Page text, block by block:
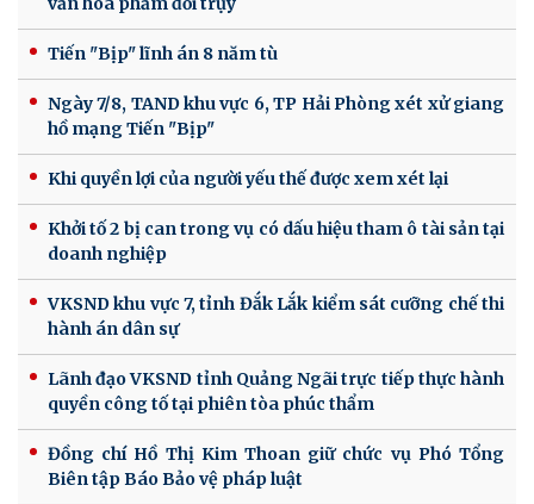
Tiến "Bịp" lĩnh án 8 năm tù
Ngày 7/8, TAND khu vực 6, TP Hải Phòng xét xử giang
hồ mạng Tiến "Bịp"
Khi quyền lợi của người yếu thế được xem xét lại
Khởi tố 2 bị can trong vụ có dấu hiệu tham ô tài sản tại
doanh nghiệp
VKSND khu vực 7, tỉnh Đắk Lắk kiểm sát cưỡng chế thi
hành án dân sự
Lãnh đạo VKSND tỉnh Quảng Ngãi trực tiếp thực hành
quyền công tố tại phiên tòa phúc thẩm
Đồng chí Hồ Thị Kim Thoan giữ chức vụ Phó Tổng
Biên tập Báo Bảo vệ pháp luật